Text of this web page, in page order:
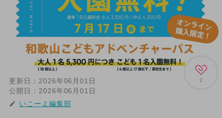
2
更新日： 2026年06月01日
公開日： 2026年06月01日
いこーよ編集部